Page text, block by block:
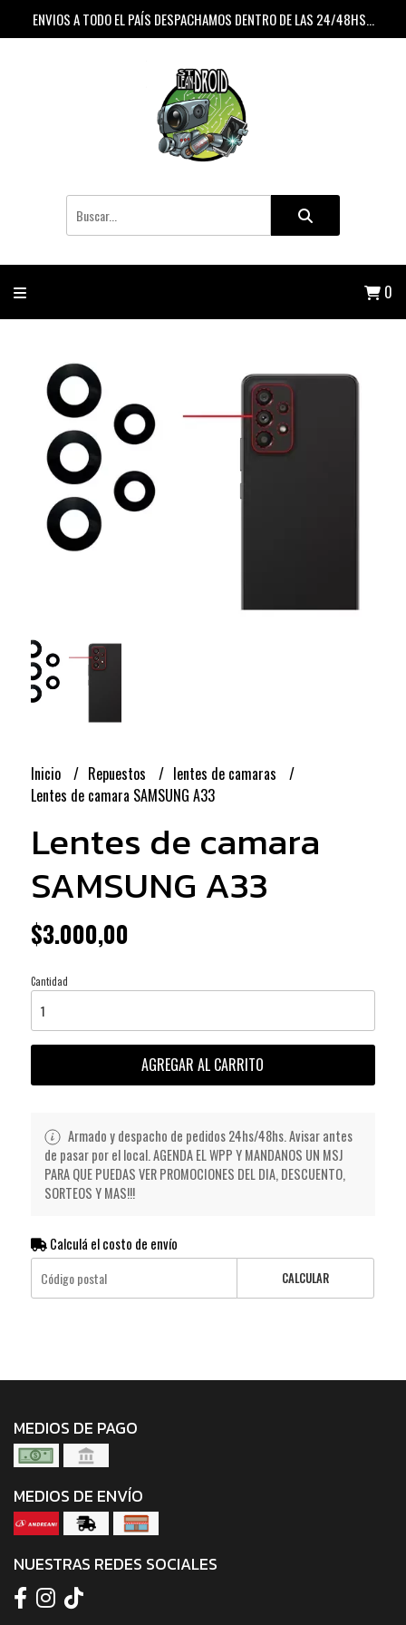
ENVIOS A TODO EL PAÍS DESPACHAMOS DENTRO DE LAS 24/48HS...
0
Inicio Repuestos
lentes de camaras
Lentes de camara SAMSUNG A33
Lentes de camara
SAMSUNG A33
$3.000,00
Cantidad
AGREGAR AL CARRITO
Armado y despacho de pedidos 24hs/48hs. Avisar antes
de pasar por el local. AGENDA EL WPP Y MANDANOS UN MSJ
PARA QUE PUEDAS VER PROMOCIONES DEL DIA, DESCUENTO,
SORTEOS Y MAS!!!
Calculá el costo de envío
CALCULAR
MEDIOS DE PAGO
MEDIOS DE ENVÍO
NUESTRAS REDES SOCIALES